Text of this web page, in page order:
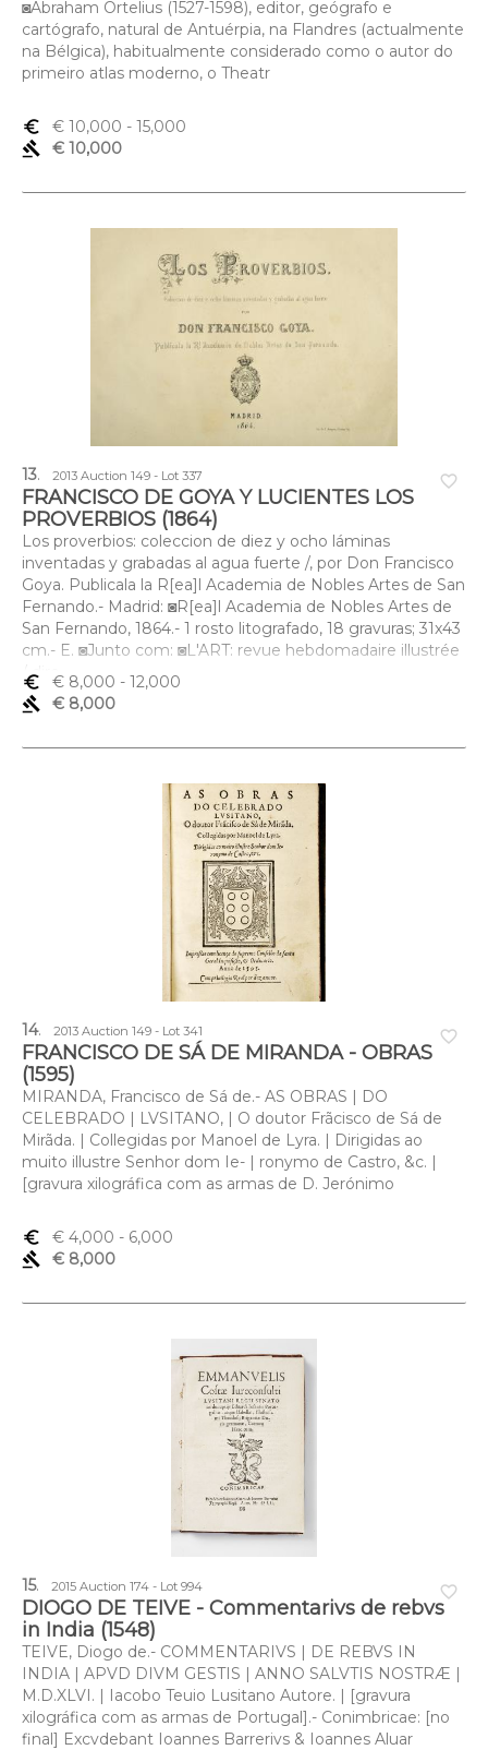
◙Abraham Ortelius (1527-1598), editor, geógrafo e
cartógrafo, natural de Antuérpia, na Flandres (actualmente
na Bélgica), habitualmente considerado como o autor do
primeiro atlas moderno, o Theatr
euro_symbol € 10,000 - 15,000
gavel
€ 10,000
favorite_border
13. 2013 Auction 149 - Lot 337
FRANCISCO DE GOYA Y LUCIENTES LOS
PROVERBIOS (1864)
Los proverbios: coleccion de diez y ocho láminas
inventadas y grabadas al agua fuerte /, por Don Francisco
Goya. Publicala la R[ea]l Academia de Nobles Artes de San
Fernando.- Madrid: ◙R[ea]l Academia de Nobles Artes de
San Fernando, 1864.- 1 rosto litografado, 18 gravuras; 31x43
cm.- E. ◙Junto com: ◙L'ART: revue hebdomadaire illustrée
/ dire
euro_symbol € 8,000 - 12,000
gavel
€ 8,000
favorite_border
14. 2013 Auction 149 - Lot 341
FRANCISCO DE SÁ DE MIRANDA - OBRAS
(1595)
MIRANDA, Francisco de Sá de.- AS OBRAS | DO
CELEBRADO | LVSITANO, | O doutor Frãcisco de Sá de
Mirãda. | Collegidas por Manoel de Lyra. | Dirigidas ao
muito illustre Senhor dom Ie- | ronymo de Castro, &c. |
[gravura xilográfica com as armas de D. Jerónimo
euro_symbol € 4,000 - 6,000
gavel
€ 8,000
favorite_border
15. 2015 Auction 174 - Lot 994
DIOGO DE TEIVE - Commentarivs de rebvs
in India (1548)
TEIVE, Diogo de.- COMMENTARIVS | DE REBVS IN
INDIA | APVD DIVM GESTIS | ANNO SALVTIS NOSTRÆ |
M.D.XLVI. | Iacobo Teuio Lusitano Autore. | [gravura
xilográfica com as armas de Portugal].- Conimbricae: [no
final] Excvdebant Ioannes Barrerivs & Ioannes Aluar